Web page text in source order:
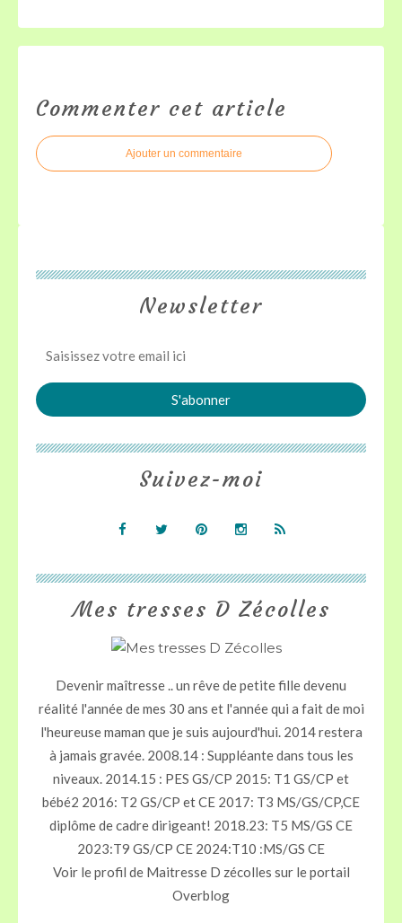
Commenter cet article
Ajouter un commentaire
Newsletter
Mes tresses D Zécolles
Devenir maîtresse .. un rêve de petite fille devenu
réalité l'année de mes 30 ans et l'année qui a fait de moi
l'heureuse maman que je suis aujourd'hui. 2014 restera
à jamais gravée. 2008.14 : Suppléante dans tous les
niveaux. 2014.15 : PES GS/CP 2015: T1 GS/CP et
bébé2 2016: T2 GS/CP et CE 2017: T3 MS/GS/CP,CE
diplôme de cadre dirigeant! 2018.23: T5 MS/GS CE
2023:T9 GS/CP CE 2024:T10 :MS/GS CE
Voir le profil de Maitresse D zécolles sur le portail
Overblog
Suivez-moi